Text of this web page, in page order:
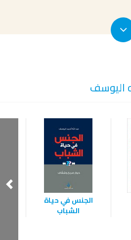
اليوسف
الجنس في حياة
الشباب